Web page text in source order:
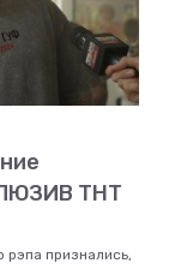
ТНТ
рэпа признались,